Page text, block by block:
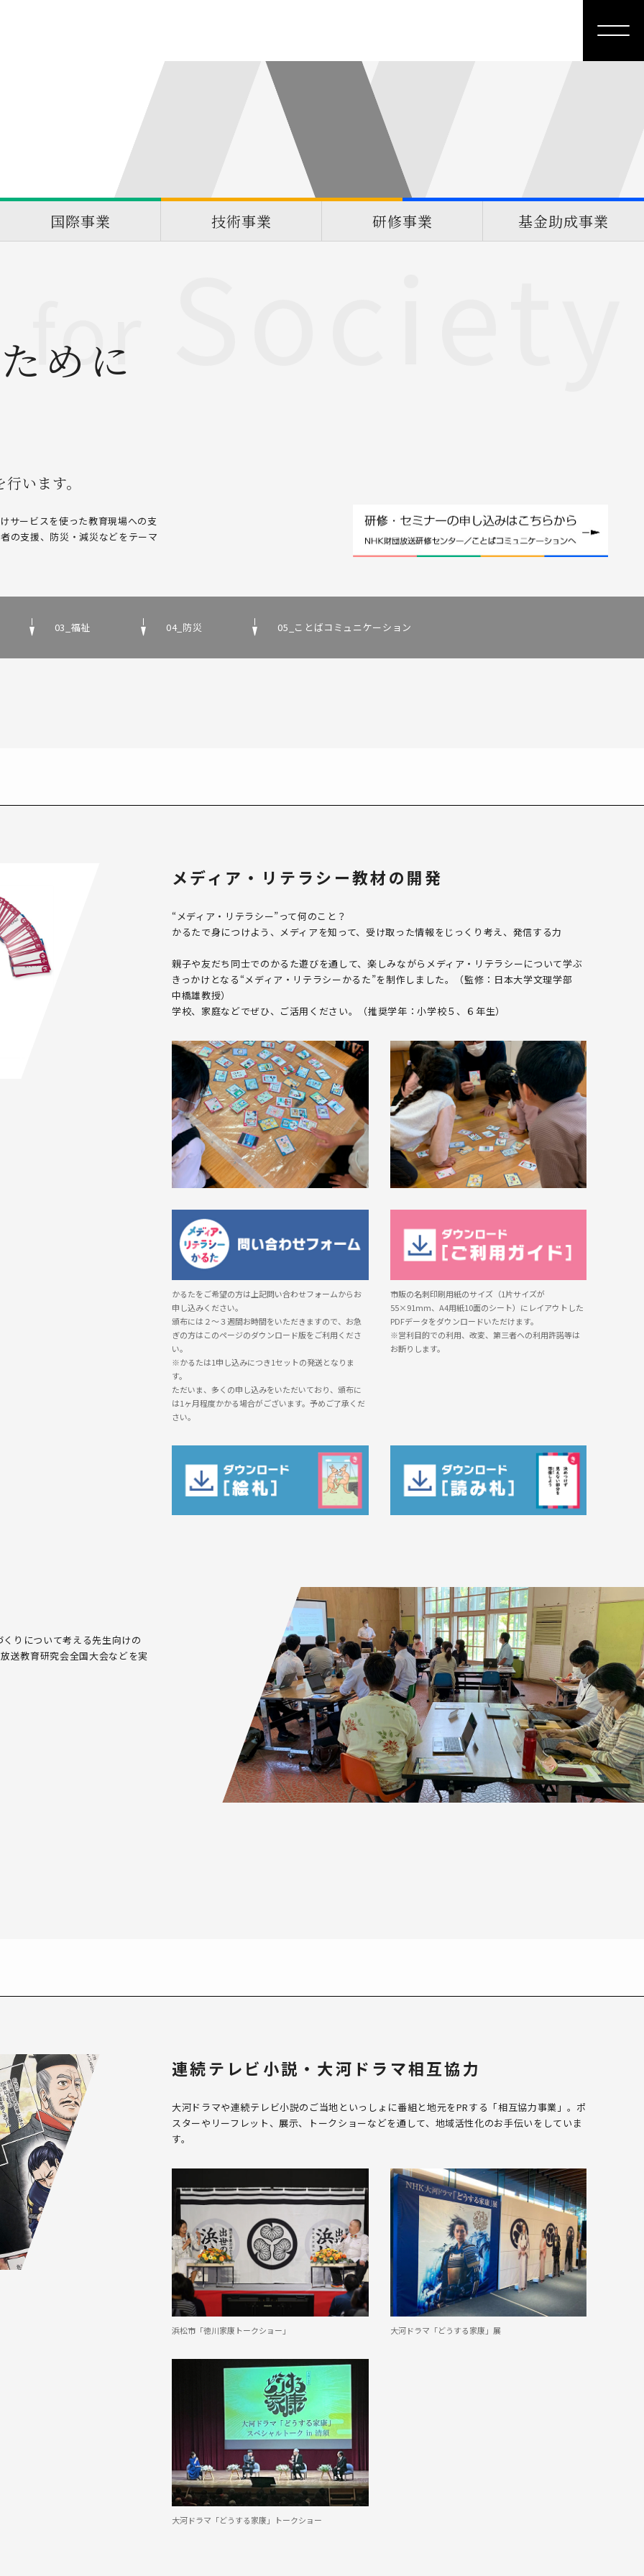
国際事業 技術事業 研修事業 基金助成事業
for
めに
います。
サービスを使った教育現場への支
の支援、防災・減災などをテーマ
03_福祉 04_防災 05_ことばコミュニケーション
メディア・リテラシー教材の開発
“メディア・リテラシー”って何のこと？
かるたで身につけよう、メディアを知って、受け取った情報をじっくり考え、発信する力
親子や友だち同士でのかるた遊びを通して、楽しみながらメディア・リテラシーについて学ぶ
きっかけとなる“メディア・リテラシーかるた”を制作しました。（監修：日本大学文理学部
中橋雄教授）
学校、家庭などでぜひ、ご活用ください。（推奨学年：小学校５、６年生）
かるたをご希望の方は上記問い合わせフォームからお
申し込みください。
頒布には２～３週間お時間をいただきますので、お急
ぎの方はこのページのダウンロード版をご利用くださ
い。
※かるたは1申し込みにつき1セットの発送となりま
す。
ただいま、多くの申し込みをいただいており、頒布に
は1ヶ月程度かかる場合がございます。予めご了承くだ
さい。
市販の名刺印刷用紙のサイズ（1片サイズが
55×91mm、A4用紙10面のシート）にレイアウトした
PDFデータをダウンロードいただけます。
※営利目的での利用、改変、第三者への利用許諾等は
お断りします。
りについて考える先生向けの
送教育研究会全国大会などを実
連続テレビ小説・大河ドラマ相互協力
大河ドラマや連続テレビ小説のご当地といっしょに番組と地元をPRする「相互協力事業」。ポ
スターやリーフレット、展示、トークショーなどを通して、地域活性化のお手伝いをしていま
す。
浜松市「徳川家康トークショー」 大河ドラマ「どうする家康」展
大河ドラマ「どうする家康」トークショー